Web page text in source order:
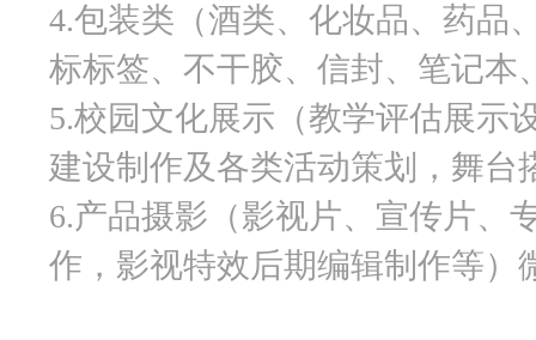
4.包装类（酒类、化妆品、药品
标标签、不干胶、信封、笔记本
5.校园文化展示（教学评估展示
建设制作及各类活动策划，舞台
6.产品摄影（影视片、宣传片、
作，影视特效后期编辑制作等）